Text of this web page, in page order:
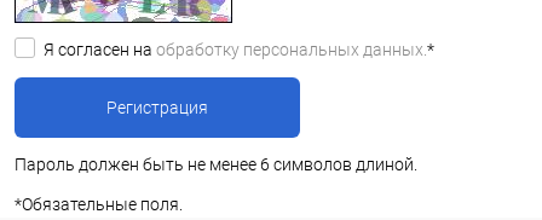
Я согласен на обработку персональных данных. *
Пароль должен быть не менее 6 символов длиной.
*Обязательные поля.